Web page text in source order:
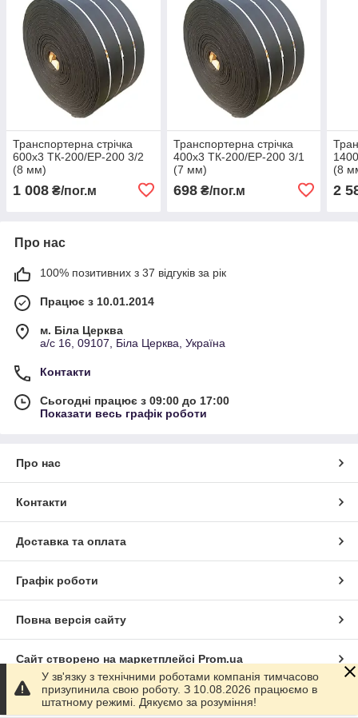
Транспортерна стрічка
600х3 ТК-200/ЕР-200 3/2
(8 мм)
1 008 ₴/пог.м
Транспортерна стрічка
400х3 ТК-200/ЕР-200 3/1
(7 мм)
698₴/пог.м
(8
2
Про нас
100% позитивних з 37 відгуків за рік
Працює з 10.01.2014
м. Біла Церква
а/с 16, 09107, Біла Церква, Україна
Контакти
Сьогодні працює з 09:00 до 17:00
Показати весь графік роботи
Про нас
Контакти
Доставка та оплата
Графік роботи
Повна версія сайту
Сайт створено на маркетплейсі Prom.ua
Політика конфіденційності
У зв'язку з технічними роботами компанія тимчасово
призупинила свою роботу. З 10.08.2026 працюємо в
штатному режимі. Дякуємо за розуміння!